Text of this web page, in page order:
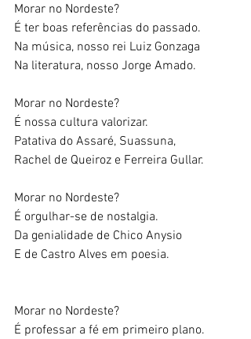
Morar no Nordeste?
É ter boas referências do passado.
Na música, nosso rei Luiz Gonzaga
Na literatura, nosso Jorge Amado.
Morar no Nordeste?
É nossa cultura valorizar.
Patativa do Assaré, Suassuna,
Rachel de Queiroz e Ferreira Gullar.
Morar no Nordeste?
É orgulhar-se de nostalgia.
Da genialidade de Chico Anysio
E de Castro Alves em poesia.
Morar no Nordeste?
É professar a fé em primeiro plano.